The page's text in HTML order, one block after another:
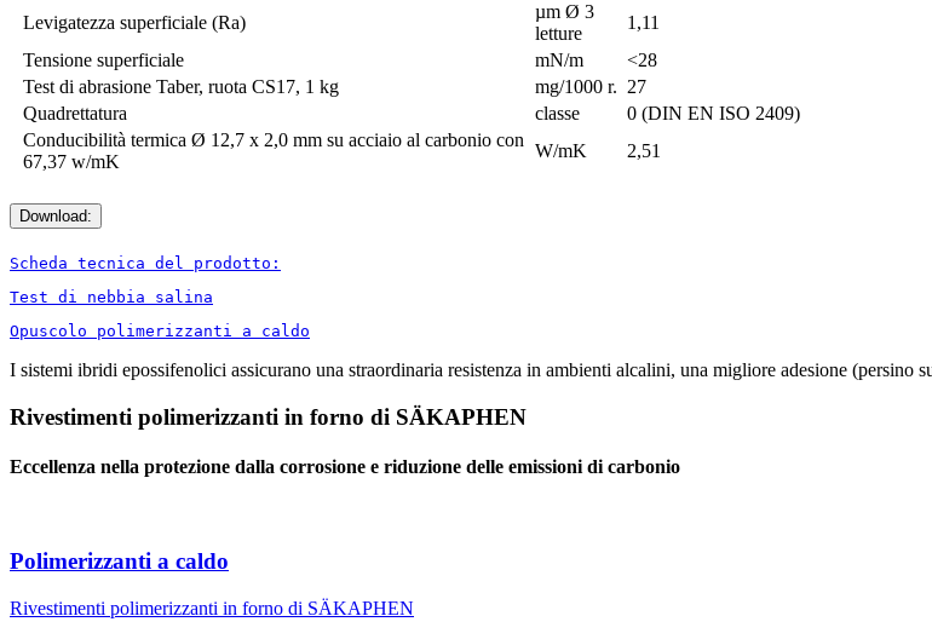
Levigatezza superficiale (Ra)
µm Ø 3
letture
1,11
Tensione superficiale
mN/m
<28
Test di abrasione Taber, ruota CS17, 1 kg
mg/1000 r. 27
Quadrettatura
classe
0 (DIN EN ISO 2409)
Conducibilità termica Ø 12,7 x 2,0 mm su acciaio al carbonio con
67,37 w/mK
W/mK 2,51
Download:
Scheda tecnica del prodotto:
Test di nebbia salina
Opuscolo polimerizzanti a caldo
I sistemi ibridi epossifenolici assicurano una straordinaria resistenza in ambienti alcalini, una migliore adesione (persino
Rivestimenti polimerizzanti in forno di SÄKAPHEN
Eccellenza nella protezione dalla corrosione e riduzione delle emissioni di carbonio
Polimerizzanti a caldo
Rivestimenti polimerizzanti in forno di SÄKAPHEN